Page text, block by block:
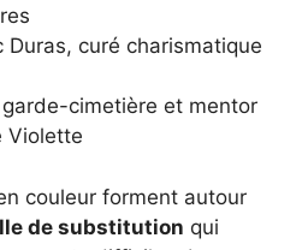
Duras, curé charismatique
cimetière et mentor
Violette
couleur forment autour
de substitution qui